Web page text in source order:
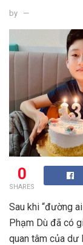
by
0
SHARES
Sau khi “đường
Phạm Dù đã có
quan tâm của dư